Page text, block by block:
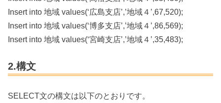
Insert into 地域 values(‘広島支店’,’地域４’,67,520);
Insert into 地域 values(‘博多支店’,’地域４’,86,569);
Insert into 地域 values(‘宮崎支店’,’地域４’,35,483);
2.構文
SELECT文の構文は以下のとおりです。